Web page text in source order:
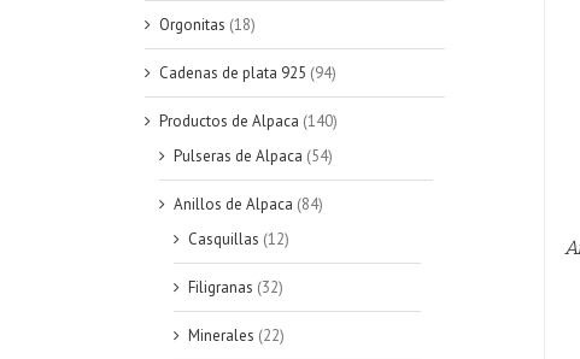
Orgonitas (18)
Cadenas de plata 925 (94)
Productos de Alpaca (140)
Pulseras de Alpaca (54)
Anillos de Alpaca (84)
Casquillas (12)
Filigranas (32)
Minerales (22)